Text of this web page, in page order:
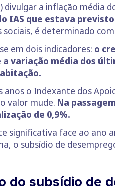
divulgar a inflação média
IAS que estava
é determinado com
em dois indicadores: o
a variação média dos
o Indexante dos
valor mude. Na
de 0,9%.
significativa face ao ano
o subsídio de
do subsídio de